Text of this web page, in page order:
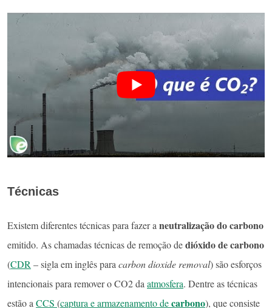
Técnicas
Existem diferentes técnicas para fazer aneutralização do carbono
emitido. As chamadas técnicas de remoção dedióxido de carbono
(CDR– sigla em inglês paracarbon dioxide removal) são esforços
intencionais para remover o CO2 daatmosfera. Dentre as técnicas
estão aCCS (captura e armazenamento decarbono), que consiste